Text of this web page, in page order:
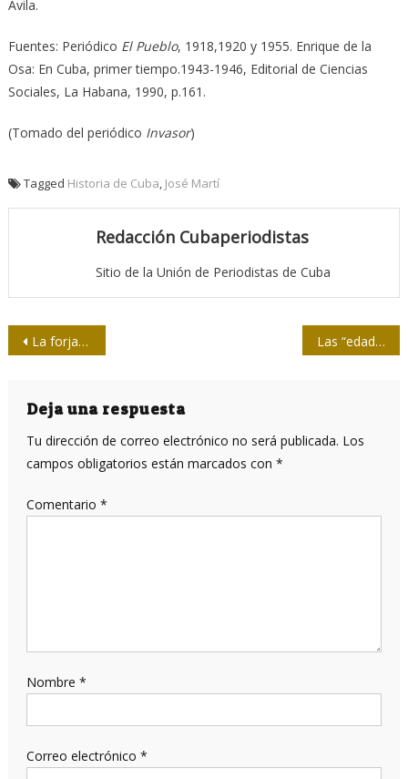
Ávila.
Fuentes: Periódico El Pueblo, 1918,1920 y 1955. Enrique de la
Osa: En Cuba, primer tiempo.1943-1946, Editorial de Ciencias
Sociales, La Habana, 1990, p.161.
(Tomado del periódico Invasor)
Tagged Historia de Cuba, José Martí
Redacción Cubaperiodistas
Sitio de la Unión de Periodistas de Cuba
Navegación
entradas
La forja del líder: Martí y la emigración neoyorquina Las “edades” de la contemporaneidad y la realidad
Deja una respuesta
Tu dirección de correo electrónico no será publicada. Los
campos obligatorios están marcados con *
Comentario *
Nombre *
Correo electrónico *